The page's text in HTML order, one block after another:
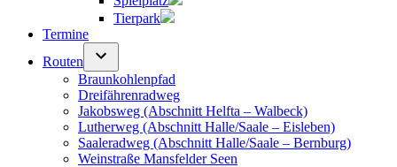
Tierpark
Termine
Routen
Braunkohlenpfad
Dreifährenradweg
Jakobsweg (Abschnitt Helfta – Walbeck)
Lutherweg (Abschnitt Halle/Saale – Eisleben)
Saaleradweg (Abschnitt Halle/Saale – Bernburg)
Weinstraße Mansfelder Seen